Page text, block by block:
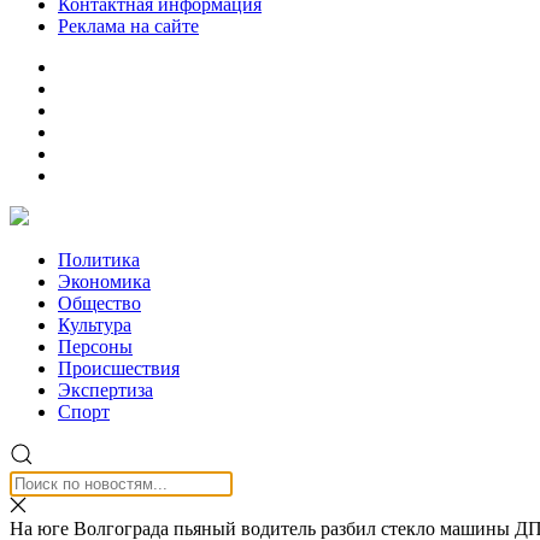
Контактная информация
Реклама на сайте
Политика
Экономика
Общество
Культура
Персоны
Происшествия
Экспертиза
Спорт
На юге Волгограда пьяный водитель разбил стекло машины